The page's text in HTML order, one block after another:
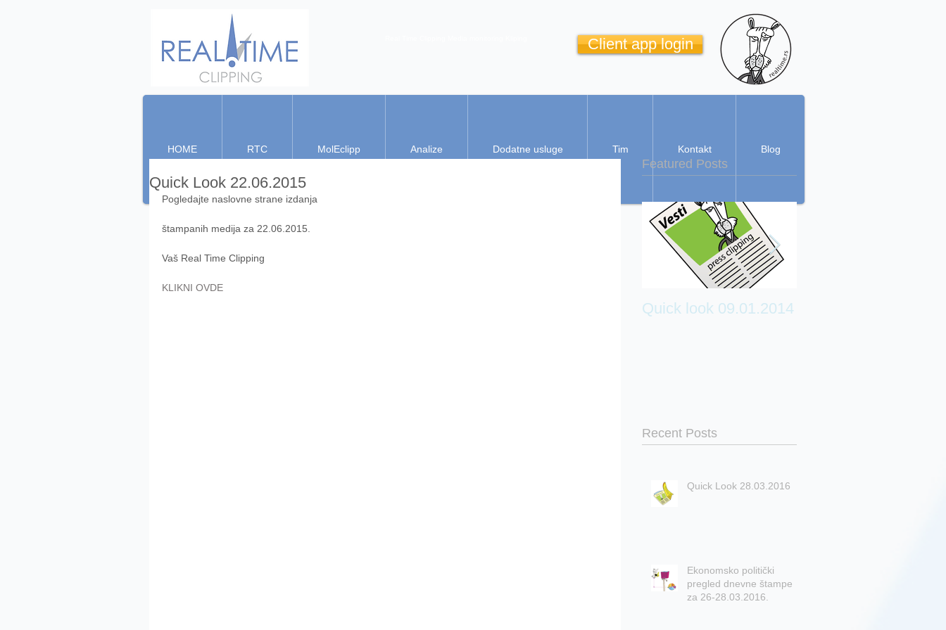
Client app login
HOME RTC MolEclipp Analize Dodatne usluge Tim Kontakt Blog
Quick Look 22.06.2015
Pogledajte naslovne strane izdanja
štampanih medija za 22.06.2015.
Vaš Real Time Clipping
KLIKNI OVDE
Featured Posts
Quick look 09.01.2014
Recent Posts
Quick Look 28.03.2016
Ekonomsko politički
pregled dnevne štampe
za 26-28.03.2016.